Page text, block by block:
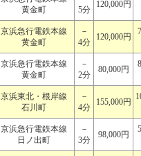
黄金町
5分
120,000円
京浜急行電鉄本線
黄金町
－
4分
120,000円
京浜急行電鉄本線
黄金町
－
2分
80,000円
京浜東北・根岸線
石川町
－
4分
155,000円
京浜急行電鉄本線
日ノ出町
－
3分
98,000円